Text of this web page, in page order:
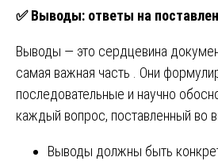
✅Выводы: ответы на
Выводы — это сердцевина
самая важная часть . Они
последовательные и научно
каждый вопрос, поставленный во
Выводы должны быть